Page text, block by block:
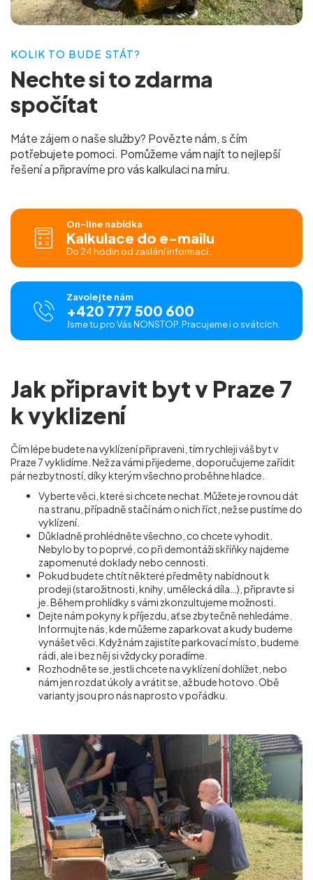
KOLIK TO BUDE STÁT?
Nechte si tozdarma
spočítat
Máte zájem o naše služby? Povězte nám, s čím
potřebujete pomoci. Pomůžeme vám najít to nejlepší
řešení a připravíme pro váskalkulaci na míru.
On-line nabídka
Kalkulace do e-mailu
Do 24 hodin od zaslání informací.
Zavolejte nám
+420 777 500 600
Jsme tu pro Vás NONSTOP. Pracujeme i o svátcích.
Jak připravit byt v Praze 7
k vyklizení
Čím lépe budete na vyklízení připraveni, tím rychleji váš byt v
Praze 7 vyklidíme. Než za vámi přijedeme, doporučujeme zařídit
pár nezbytností, díky kterým všechno proběhne hladce.
Vyberte věci, které si chcete nechat. Můžete je rovnou dát
na stranu, případně stačí nám o nich říct, než se pustíme do
vyklízení.
Důkladně prohlédněte všechno, co chcete vyhodit.
Nebylo by to poprvé, co při demontáži skříňky najdeme
zapomenuté doklady nebo cennosti.
Pokud budete chtít některé předměty nabídnout k
prodeji (starožitnosti, knihy, umělecká díla…), připravte si
je. Během prohlídky s vámi zkonzultujeme možnosti.
Dejte nám pokyny k příjezdu, ať se zbytečně nehledáme.
Informujte nás, kde můžeme zaparkovat a kudy budeme
vynášet věci. Když nám zajistíte parkovací místo, budeme
rádi, ale i bez něj si vždycky poradíme.
Rozhodněte se, jestli chcete na vyklízení dohlížet, nebo
nám jen rozdat úkoly a vrátit se, až bude hotovo. Obě
varianty jsou pro nás naprosto v pořádku.